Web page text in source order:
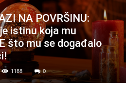
NA POVRŠINU:
istinu koja mu
što mu se događalo
1188 0